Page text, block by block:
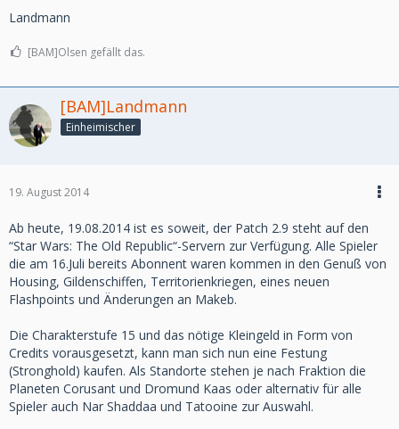
Landmann
[BAM]Olsen gefällt das.
[BAM]Landmann
Einheimischer
19. August 2014
Ab heute, 19.08.2014 ist es soweit, der Patch 2.9 steht auf den
“Star Wars: The Old Republic“-Servern zur Verfügung. Alle Spieler
die am 16.Juli bereits Abonnent waren kommen in den Genuß von
Housing, Gildenschiffen, Territorienkriegen, eines neuen
Flashpoints und Änderungen an Makeb.
Die Charakterstufe 15 und das nötige Kleingeld in Form von
Credits vorausgesetzt, kann man sich nun eine Festung
(Stronghold) kaufen. Als Standorte stehen je nach Fraktion die
Planeten Corusant und Dromund Kaas oder alternativ für alle
Spieler auch Nar Shaddaa und Tatooine zur Auswahl.